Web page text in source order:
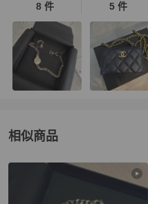
8 件 5 件
相似商品
更多相似Chanel女士配件推